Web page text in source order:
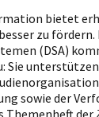
bietet
zu
(DSA)
Sie
sowie der
Themenheft der